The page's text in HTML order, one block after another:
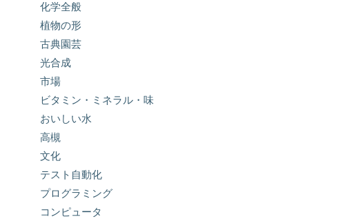
化学全般
植物の形
古典園芸
光合成
市場
ビタミン・ミネラル・味
おいしい水
高槻
文化
テスト自動化
プログラミング
コンピュータ